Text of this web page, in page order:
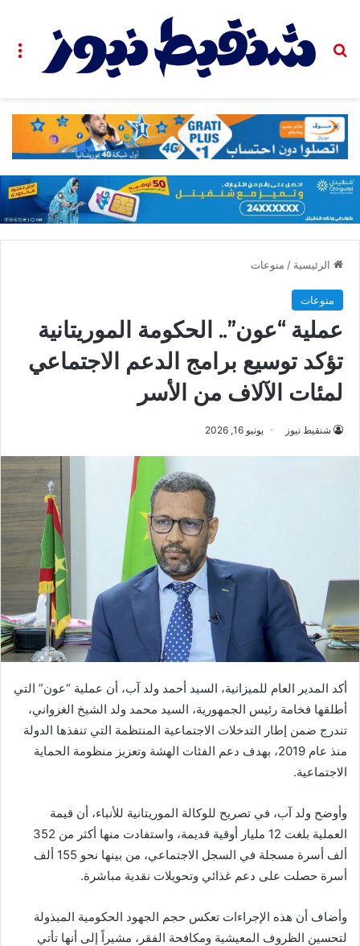
بحث عن
الرئيسية / منوعات
منوعات
عملية “عون”.. الحكومة الموريتانية
تؤكد توسيع برامج الدعم الاجتماعي
لمئات الآلاف من الأسر
شنقيط نيوز يونيو 16, 2026
أكد المدير العام للميزانية، السيد أحمد ولد آب، أن عملية “عون” التي
أطلقها فخامة رئيس الجمهورية، السيد محمد ولد الشيخ الغزواني،
تندرج ضمن إطار التدخلات الاجتماعية المنتظمة التي تنفذها الدولة
منذ عام 2019، بهدف دعم الفئات الهشة وتعزيز منظومة الحماية
الاجتماعية.
وأوضح ولد آب، في تصريح للوكالة الموريتانية للأنباء، أن قيمة
العملية بلغت 12 مليار أوقية قديمة، واستفادت منها أكثر من 352
ألف أسرة مسجلة في السجل الاجتماعي، من بينها نحو 155 ألف
أسرة حصلت على دعم غذائي وتحويلات نقدية مباشرة.
وأضاف أن هذه الإجراءات تعكس حجم الجهود الحكومية المبذولة
لتحسين الظروف المعيشية ومكافحة الفقر، مشيراً إلى أنها تأتي